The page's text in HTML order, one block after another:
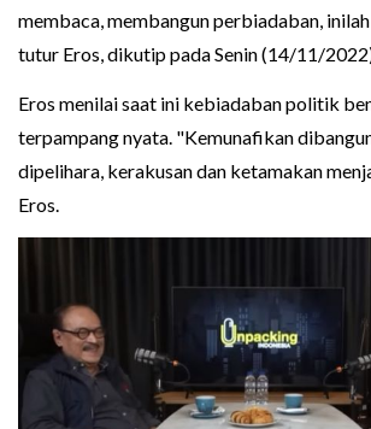
membaca, membangun perbiadaban,
tutur Eros, dikutip pada Senin (14/11/
Eros menilai saat ini kebiadaban politik
terpampang nyata. "Kemunafikan
dipelihara, kerakusan dan ketamakan
Eros.